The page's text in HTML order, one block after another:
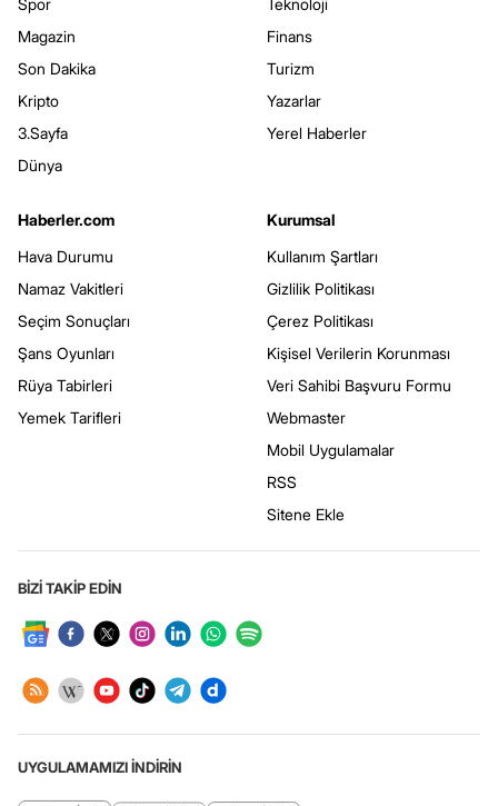
Spor
Magazin
Son Dakika
Kripto
3.Sayfa
Dünya
Teknoloji
Finans
Turizm
Yazarlar
Yerel Haberler
Haberler.com
Hava Durumu
Namaz Vakitleri
Seçim Sonuçları
Şans Oyunları
Rüya Tabirleri
Yemek Tarifleri
Kurumsal
Kullanım Şartları
Gizlilik Politikası
Çerez Politikası
Kişisel Verilerin Korunması
Veri Sahibi Başvuru Formu
Webmaster
Mobil Uygulamalar
RSS
Sitene Ekle
BİZİ TAKİP EDİN
UYGULAMAMIZI İNDİRİN